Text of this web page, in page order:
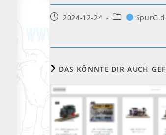
Beitrag2024-12-24
Beitrags-
DAS KÖNNTE DIR AUCH